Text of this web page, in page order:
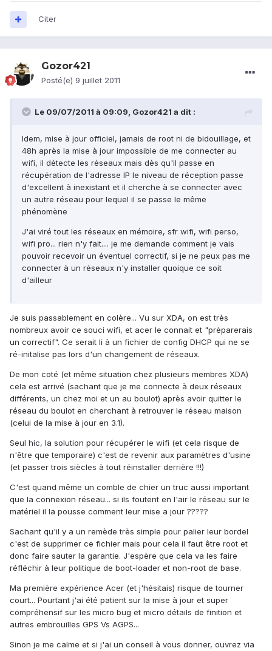
Citer
Gozor421
Posté(e) 9 juillet 2011
Le 09/07/2011 à 09:09, Gozor421 a dit :
Idem, mise à jour officiel, jamais de root ni de bidouillage, et
48h après la mise à jour impossible de me connecter au
wifi, il détecte les réseaux mais dès qu'il passe en
récupération de l'adresse IP le niveau de réception passe
d'excellent à inexistant et il cherche à se connecter avec
un autre réseau pour lequel il se passe le même
phénomène
J'ai viré tout les réseaux en mémoire, sfr wifi, wifi perso,
wifi pro... rien n'y fait.... je me demande comment je vais
pouvoir recevoir un éventuel correctif, si je ne peux pas me
connecter à un réseaux n'y installer quoique ce soit
d'ailleur
Je suis passablement en colère... Vu sur XDA, on est très
nombreux avoir ce souci wifi, et acer le connait et "préparerais
un correctif". Ce serait li à un fichier de config DHCP qui ne se
ré-initalise pas lors d'un changement de réseaux.
De mon coté (et même situation chez plusieurs membres XDA)
cela est arrivé (sachant que je me connecte à deux réseaux
différents, un chez moi et un au boulot) après avoir quitter le
réseau du boulot en cherchant à retrouver le réseau maison
(celui de la mise à jour en 3.1).
Seul hic, la solution pour récupérer le wifi (et cela risque de
n'être que temporaire) c'est de revenir aux paramètres d'usine
(et passer trois siècles à tout réinstaller derrière !!!)
C'est quand même un comble de chier un truc aussi important
que la connexion réseau... si ils foutent en l'air le réseau sur le
matériel il la pousse comment leur mise a jour ?????
Sachant qu'il y a un remède très simple pour palier leur bordel
c'est de supprimer ce fichier mais pour cela il faut être root et
donc faire sauter la garantie. J'espère que cela va les faire
réfléchir à leur politique de boot-loader et non-root de base.
Ma première expérience Acer (et j'hésitais) risque de tourner
court... Pourtant j'ai été patient sur la mise à jour et super
compréhensif sur les micro bug et micro détails de finition et
autres embrouilles GPS Vs AGPS...
Sinon je me calme et si j'ai un conseil à vous donner, ouvrez via